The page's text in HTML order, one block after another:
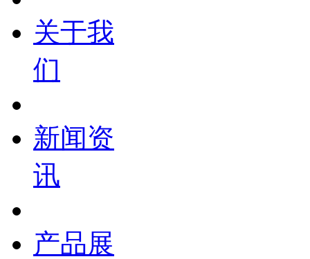
关于我
们
新闻资
讯
产品展